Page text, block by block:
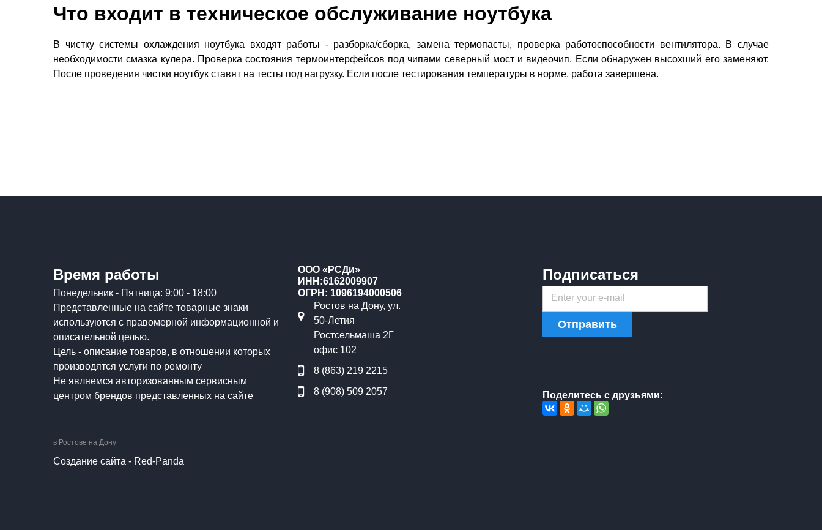
Что входит в техническое обслуживание ноутбука
В чистку системы охлаждения ноутбука входят работы - разборка/сборка, замена термопасты, проверка работоспособности вентилятора. В случае
необходимости смазка кулера. Проверка состояния термоинтерфейсов под чипами северный мост и видеочип. Если обнаружен высохший его заменяют.
После проведения чистки ноутбук ставят на тесты под нагрузку. Если после тестирования температуры в норме, работа завершена.
Время работы
Понедельник - Пятница: 9:00 - 18:00
Представленные на сайте товарные знаки
используются с правомерной информационной и
описательной целью.
Цель - описание товаров, в отношении которых
производятся услуги по ремонту
Не являемся авторизованным сервисным
центром брендов представленных на сайте
в Ростове на Дону
Создание сайта - Red-Panda
ООО «РСДи»
ИНН:6162009907
ОГРН: 1096194000506
Ростов на Дону, ул.
50-Летия
Ростсельмаша 2Г
офис 102
8 (863) 219 2215
8 (908) 509 2057
Подписаться
Enter your e-mail
Отправить
Поделитесь с друзьями: